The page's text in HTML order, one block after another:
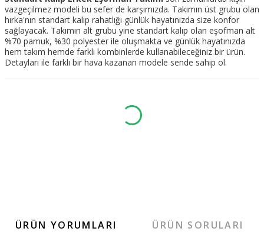
vazgeçilmez modeli bu sefer de karşımızda. Takımın üst grubu olan
hırka'nın standart kalıp rahatlığı günlük hayatınızda size konfor
sağlayacak. Takımın alt grubu yine standart kalıp olan eşofman alt
%70 pamuk, %30 polyester ile oluşmakta ve günlük hayatınızda
hem takım hemde farklı kombinlerde kullanabileceğiniz bir ürün.
Detayları ile farklı bir hava kazanan modele sende sahip ol.
ÜRÜN YORUMLARI ÜRÜN SORULARI